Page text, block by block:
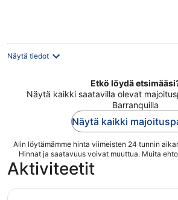
Näytä tiedot
Etkö löydä
Näytä kaikki saatavilla olevat
Barranquilla
Näytä kaikki
Alin löytämämme hinta viimeisten 24 tunnin
Hinnat ja saatavuus voivat muuttua. Muita
Aktiviteetit
KULTTUURIKIERROS -